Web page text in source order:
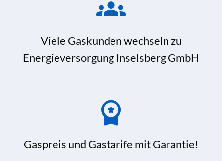
Viele Gaskunden wechseln zu
Energieversorgung Inselsberg GmbH
Gaspreis und Gastarife mit Garantie!